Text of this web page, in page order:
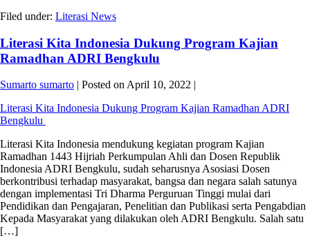
Filed under: Literasi News
Literasi Kita Indonesia Dukung Program Kajian
Ramadhan ADRI Bengkulu
Sumarto sumarto Posted onApril 10, 2022
Literasi Kita Indonesia Dukung Program Kajian Ramadhan ADRI
Bengkulu
Literasi Kita Indonesia mendukung kegiatan program Kajian
Ramadhan 1443 Hijriah Perkumpulan Ahli dan Dosen Republik
Indonesia ADRI Bengkulu, sudah seharusnya Asosiasi Dosen
berkontribusi terhadap masyarakat, bangsa dan negara salah satunya
dengan implementasi Tri Dharma Perguruan Tinggi mulai dari
Pendidikan dan Pengajaran, Penelitian dan Publikasi serta Pengabdian
Kepada Masyarakat yang dilakukan oleh ADRI Bengkulu. Salah satu
[…]